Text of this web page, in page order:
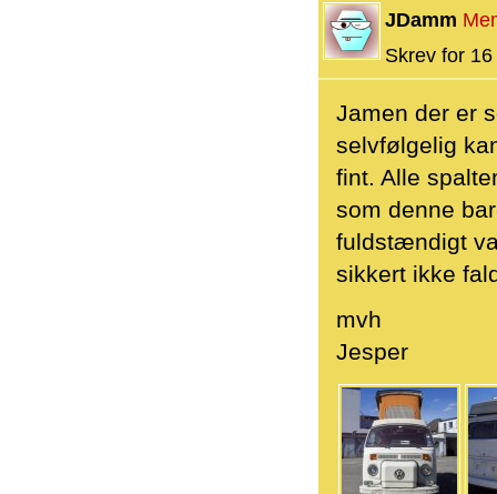
JDamm
Skrev for
Jamen der er
selvfølgelig
fint. Alle
som denne
fuldstændigt
sikkert ikke
mvh
Jesper